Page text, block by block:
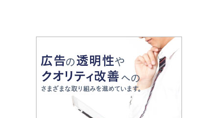
大阪府
兵庫県 京都府 奈良県
和歌山県
鳥取県
島根県 岡山県 広島県
香川県
高知県
教育全般
中学受験に熱心な市区町村ランキング
小学校受験
家庭教師
運動と遊びを考える
情報Ⅰ、数学が苦手な人注目！最短距離の学力
アップ法
悩み多き「大学受験」相談室
英語・英会話・英検対策
小学校教師が解説！中学受験のリアル
大学入試改革
ママテクエグザム
進化する中高一貫校・高校